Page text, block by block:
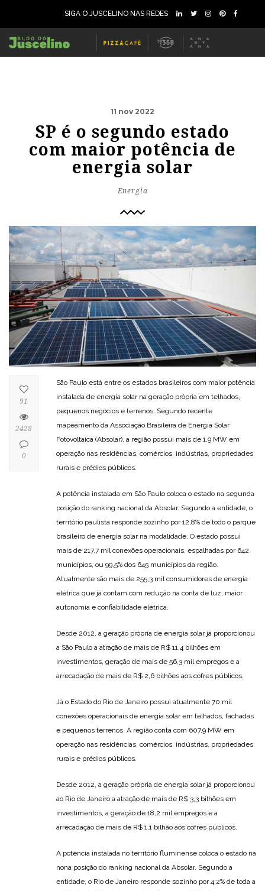
SIGA O JUSCELINO NAS REDES
11 nov 2022
SP é o segundo estado
com maior potência de
energia solar
Energia
São Paulo está entre os estados brasileiros com maior potência
instalada de energia solar na geração própria em telhados,
pequenos negócios e terrenos. Segundo recente
mapeamento da Associação Brasileira de Energia Solar
Fotovoltaica (Absolar), a região possui mais de 1,9 MW em
operação nas residências, comércios, indústrias, propriedades
rurais e prédios públicos.
A potência instalada em São Paulo coloca o estado na segunda
posição do ranking nacional da Absolar. Segundo a entidade, o
território paulista responde sozinho por 12,8% de todo o parque
brasileiro de energia solar na modalidade. O estado possui
mais de 217,7 mil conexões operacionais, espalhadas por 642
municípios, ou 99,5% dos 645 municípios da região.
Atualmente são mais de 255,3 mil consumidores de energia
elétrica que já contam com redução na conta de luz, maior
autonomia e confiabilidade elétrica.
Desde 2012, a geração própria de energia solar já proporcionou
a São Paulo a atração de mais de R$ 11,4 bilhões em
investimentos, geração de mais de 56,3 mil empregos e a
arrecadação de mais de R$ 2,6 bilhões aos cofres públicos.
Já o Estado do Rio de Janeiro possui atualmente 70 mil
conexões operacionais de energia solar em telhados, fachadas
e pequenos terrenos. A região conta com 607,9 MW em
operação nas residências, comércios, indústrias, propriedades
rurais e prédios públicos.
Desde 2012, a geração própria de energia solar já proporcionou
ao Rio de Janeiro a atração de mais de R$ 3,3 bilhões em
investimentos, a geração de 18,2 mil empregos e a
arrecadação de mais de R$ 1,1 bilhão aos cofres públicos.
A potência instalada no território fluminense coloca o estado na
nona posição do ranking nacional da Absolar. Segundo a
entidade, o Rio de Janeiro responde sozinho por 4,2% de toda a
91
2428
0